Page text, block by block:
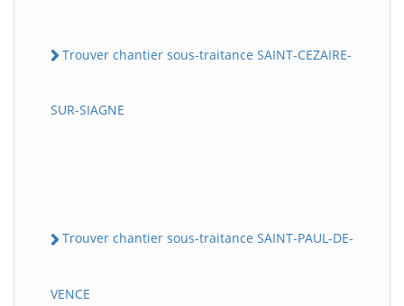
Trouver chantier sous-traitance SAINT-CEZAIRE-
SUR-SIAGNE
Trouver chantier sous-traitance SAINT-PAUL-DE-
VENCE